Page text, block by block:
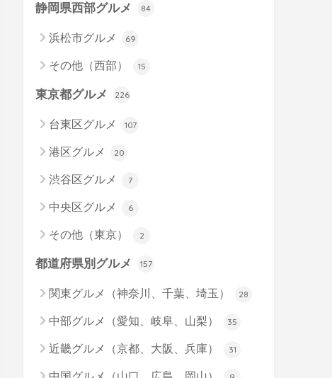
静岡県西部グルメ 84
浜松市グルメ 69
その他（西部） 15
東京都グルメ 226
台東区グルメ 107
港区グルメ 20
渋谷区グルメ 7
中央区グルメ 6
その他（東京） 2
都道府県別グルメ 157
関東グルメ（神奈川、千葉、埼玉） 28
中部グルメ（愛知、岐阜、山梨） 35
近畿グルメ（京都、大阪、兵庫） 31